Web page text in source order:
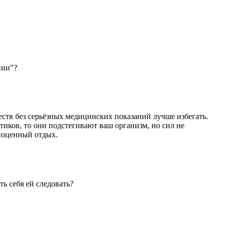
без серьёзных медицинских показаний лучше избегать.
то они подстегивают ваш организм, но сил не
отдых.
себя ей следовать?